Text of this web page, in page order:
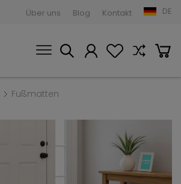
Über uns Blog Kontakt DE
Fußmatten